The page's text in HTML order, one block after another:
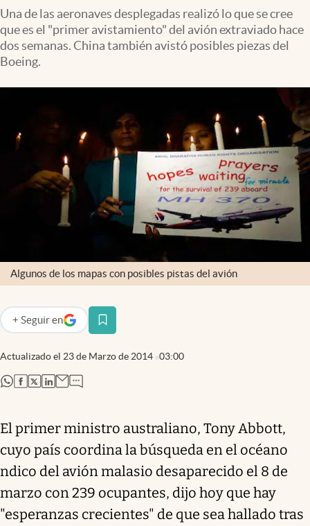
Apertura
Infotechnology
Clase
Mundial 2026
Eventos Corporativos
El Cronista Studio
abre en nueva pestaña
Una de las aeronaves desplegadas realizó lo que se cree
que es el "primer avistamiento" del avión extraviado hace
dos semanas. China también avistó posibles piezas del
Boeing.
Algunos de los mapas con posibles pistas del avión
Actualizado el 23 de Marzo de 2014 03:00
+ Seguir en
abre en nueva pestaña
abre en nueva pestaña
abre en nueva pestaña
abre en nueva pestaña
abre en nueva pestaña
El primer ministro australiano, Tony Abbott,
cuyo país coordina la búsqueda en el océano
ndico del avión malasio desaparecido el 8 de
marzo con 239 ocupantes, dijo hoy que hay
"esperanzas crecientes" de que sea hallado tras